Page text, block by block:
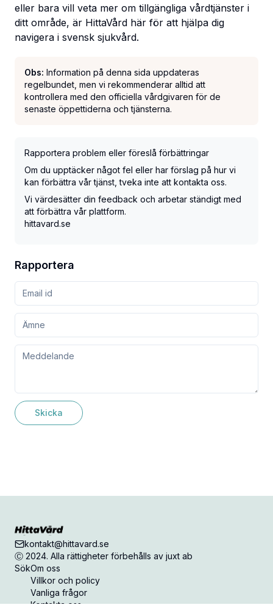
eller bara vill veta mer om tillgängliga vårdtjänster i
ditt område, är HittaVård här för att hjälpa dig
navigera i svensk sjukvård.
Obs: Information på denna sida uppdateras
regelbundet, men vi rekommenderar alltid att
kontrollera med den officiella vårdgivaren för de
senaste öppettiderna och tjänsterna.
Rapportera problem eller föreslå förbättringar
Om du upptäcker något fel eller har förslag på hur vi
kan förbättra vår tjänst, tveka inte att kontakta oss.
Vi värdesätter din feedback och arbetar ständigt med
att förbättra vår plattform.
hittavard.se
Rapportera
Skicka
kontakt@hittavard.se
Ⓒ 2024. Alla rättigheter förbehålls av juxt ab
SökOm oss
Villkor och policy
Vanliga frågor
Kontakta oss